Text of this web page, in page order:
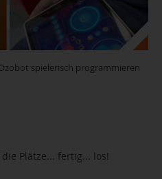
spielerisch programmieren
Plätze... fertig... los!